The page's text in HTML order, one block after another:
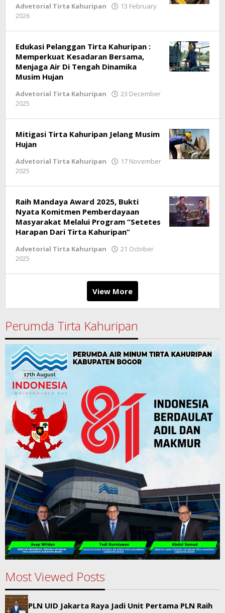
Advetorial Tirta Kahuripan
13 February
2026
Edukasi Pelanggan Tirta Kahuripan :
Memperkuat Kesadaran Bersama,
Menjaga Air Di Tengah Dinamika
Musim Hujan
Advetorial Tirta Kahuripan
23 December
2025
Mitigasi Tirta Kahuripan Jelang Musim
Hujan
Advetorial Tirta Kahuripan
17 November
2025
Raih Mandaya Award 2025, Bukti
Nyata Komitmen Pemberdayaan
Masyarakat Melalui Program “Setetes
Harapan Dari Tirta Kahuripan”
Advetorial Tirta Kahuripan
21 October
2025
View More
Perumda Tirta Kahuripan
Most Viewed Posts
PLN UID Jakarta Raya Jadi Unit Pertama PLN Raih